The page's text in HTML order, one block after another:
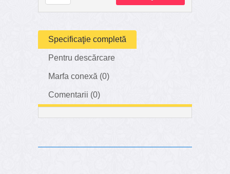
Specificaţie completă
Pentru descărcare
Marfa conexă (0)
Comentarii (0)